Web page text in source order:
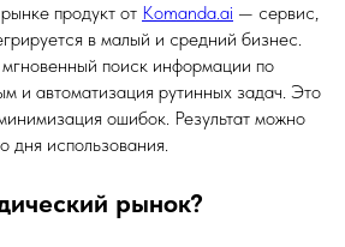
продукт от Komanda.ai — сервис,
в малый и средний бизнес.
поиск информации по
и автоматизация рутинных задач. Это
ошибок. Результат можно
дня использования.
рынок?